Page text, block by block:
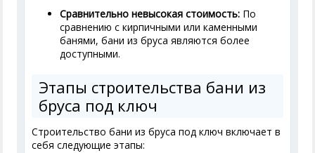
Сравнительно невысокая стоимость: По
сравнению с кирпичными или каменными
банями, бани из бруса являются более
доступными.
Этапы строительства бани из
бруса под ключ
Строительство бани из бруса под ключ включает в
себя следующие этапы: